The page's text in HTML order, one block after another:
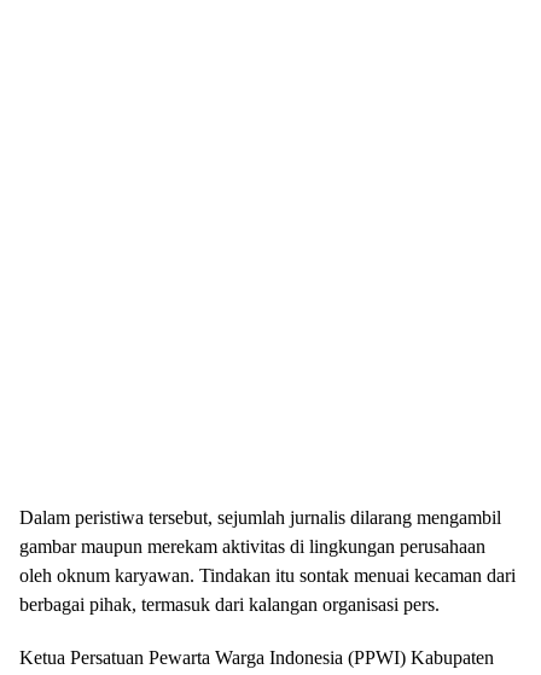
Dalam peristiwa tersebut, sejumlah jurnalis dilarang mengambil
gambar maupun merekam aktivitas di lingkungan perusahaan
oleh oknum karyawan. Tindakan itu sontak menuai kecaman dari
berbagai pihak, termasuk dari kalangan organisasi pers.
Ketua Persatuan Pewarta Warga Indonesia (PPWI) Kabupaten